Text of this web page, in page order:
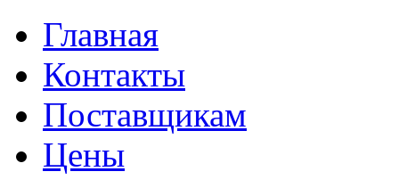
Главная
Контакты
Поставщикам
Цены